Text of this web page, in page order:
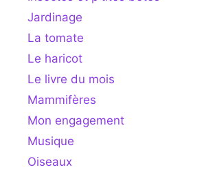
Jardinage
La tomate
Le haricot
Le livre du mois
Mammifères
Mon engagement
Musique
Oiseaux